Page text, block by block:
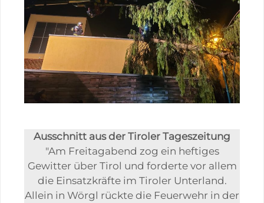
Ausschnitt aus der Tiroler Tageszeitung
"Am Freitagabend zog ein heftiges
Gewitter über Tirol und forderte vor allem
die Einsatzkräfte im Tiroler Unterland.
Allein in Wörgl rückte die Feuerwehr in der